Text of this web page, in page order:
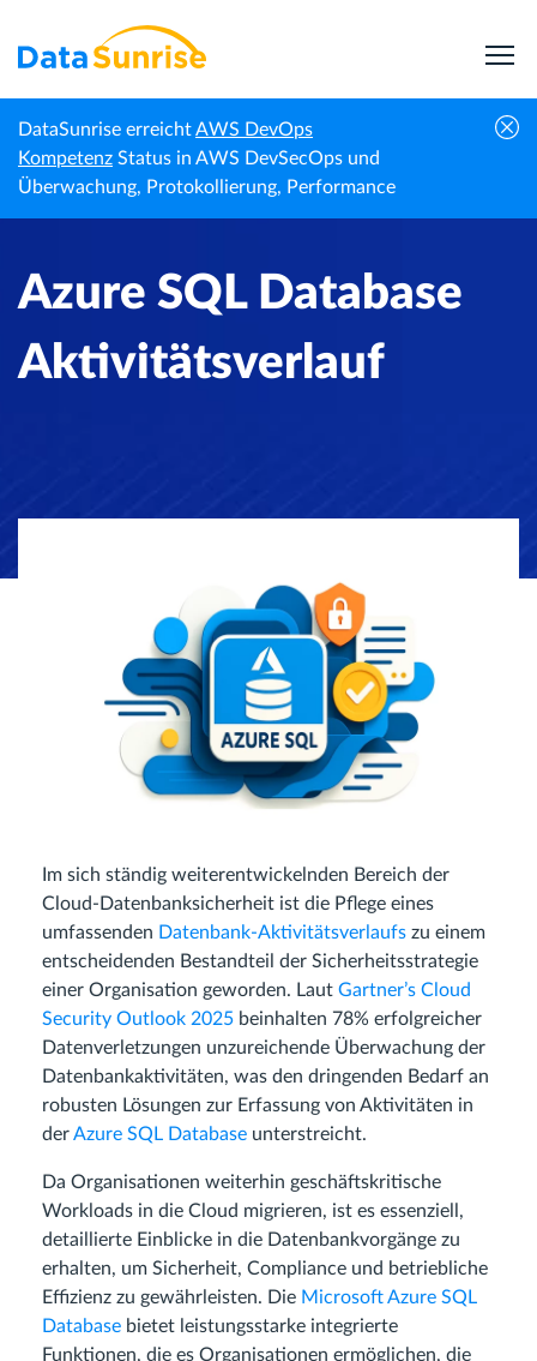
DataSunrise erreichtAWS DevOps
Kompetenz Status in AWS DevSecOps und
Überwachung, Protokollierung, Performance
Startseite Wissenszentrum Azure SQL Database Aktivitätsverlauf
Azure SQL Database
Aktivitätsverlauf
Im sich ständig weiterentwickelnden Bereich der
Cloud-Datenbanksicherheit ist die Pflege eines
umfassenden Datenbank-Aktivitätsverlaufs zu einem
entscheidenden Bestandteil der Sicherheitsstrategie
einer Organisation geworden. Laut Gartner’s Cloud
Security Outlook 2025 beinhalten 78% erfolgreicher
Datenverletzungen unzureichende Überwachung der
Datenbankaktivitäten, was den dringenden Bedarf an
robusten Lösungen zur Erfassung von Aktivitäten in
derAzure SQL Database unterstreicht.
Da Organisationen weiterhin geschäftskritische
Workloads in die Cloud migrieren, ist es essenziell,
detaillierte Einblicke in die Datenbankvorgänge zu
erhalten, um Sicherheit, Compliance und betriebliche
Effizienz zu gewährleisten. Die Microsoft Azure SQL
Database bietet leistungsstarke integrierte
Funktionen, die es Organisationen ermöglichen, die